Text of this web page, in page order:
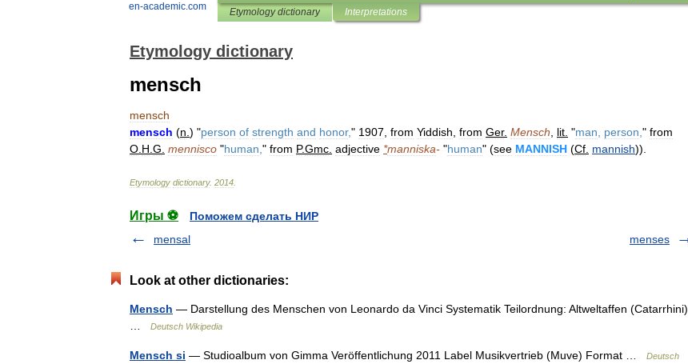
en-academic.com Etymology dictionary Interpretations
Etymology dictionary
mensch
mensch
mensch (n ) "person of strength and honor," 1907 from Yiddish from Ger. Mensch lit "man person " from
O H G mennisco "human " from P.Gmc adjective *manniska- "human" (see MANNISH (Cf mannish)).
Etymology dictionary. 2014
Игры ⚽
Поможем сделать НИР
mensal
menses
Look at other dictionaries:
Mensch — Darstellung des Menschen von Leonardo da Vinci Systematik Teilordnung: Altweltaffen (Catarrhini)
Deutsch Wikipedia
Mensch si — Studioalbum von Gimma Veröffentlichung 2011 Label Musikvertrieb (Muve) Format …
Deutsch